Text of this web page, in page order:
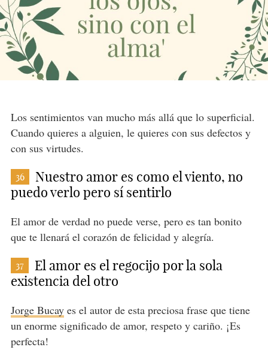
Los sentimientos van mucho más allá que lo superficial.
Cuando quieres a alguien, le quieres con sus defectos y
con sus virtudes.
36
Nuestro amor es como el viento, no
puedo verlo pero sí sentirlo
El amor de verdad no puede verse, pero es tan bonito
que te llenará el corazón de felicidad y alegría.
37
El amor es el regocijo por la sola
existencia del otro
Jorge Bucayes el autor de esta preciosa frase que tiene
un enorme significado de amor, respeto y cariño. ¡Es
perfecta!